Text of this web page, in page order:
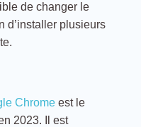
de changer le
d’installer plusieurs
Chromeest le
2023. Il est